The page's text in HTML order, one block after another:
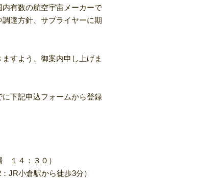
有数の航空宇宙メーカーで
達方針、サプライヤーに期
すよう、御案内申し上げま
下記申込フォームから登録
１４：３０）
JR小倉駅から徒歩3分）